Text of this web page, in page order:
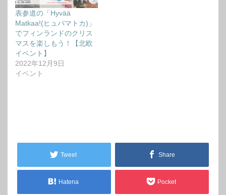
表参道の「Hyvää
Matkaa!(ヒュバマトカ)」
でフィンランドのクリス
マスを楽しもう！【北欧
イベント】
2022年12月9日
イベント
Tweet Share
Hatena Pocket